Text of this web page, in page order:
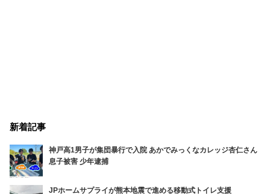
新着記事
神戸高1男子が集団暴行で入院 あかでみっくなカレッジ杏仁さん
息子被害 少年逮捕
JPホームサプライが熊本地震で進める移動式トイレ支援